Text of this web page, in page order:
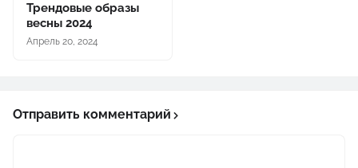
Трендовые образы
весны 2024
Апрель 20, 2024
Отправить комментарий